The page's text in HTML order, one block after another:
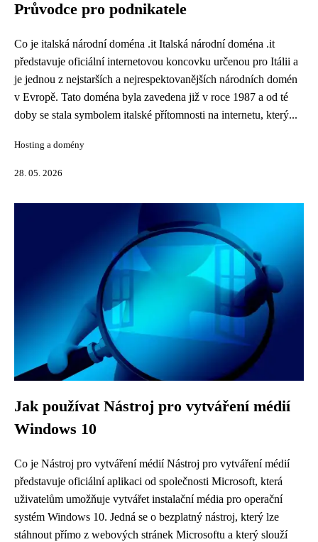
Průvodce pro podnikatele
Co je italská národní doména .it Italská národní doména .it
představuje oficiální internetovou koncovku určenou pro Itálii a
je jednou z nejstarších a nejrespektovanějších národních domén
v Evropě. Tato doména byla zavedena již v roce 1987 a od té
doby se stala symbolem italské přítomnosti na internetu, který...
Hosting a domény
28. 05. 2026
Jak používat Nástroj pro vytváření médií
Windows 10
Co je Nástroj pro vytváření médií Nástroj pro vytváření médií
představuje oficiální aplikaci od společnosti Microsoft, která
uživatelům umožňuje vytvářet instalační média pro operační
systém Windows 10. Jedná se o bezplatný nástroj, který lze
stáhnout přímo z webových stránek Microsoftu a který slouží